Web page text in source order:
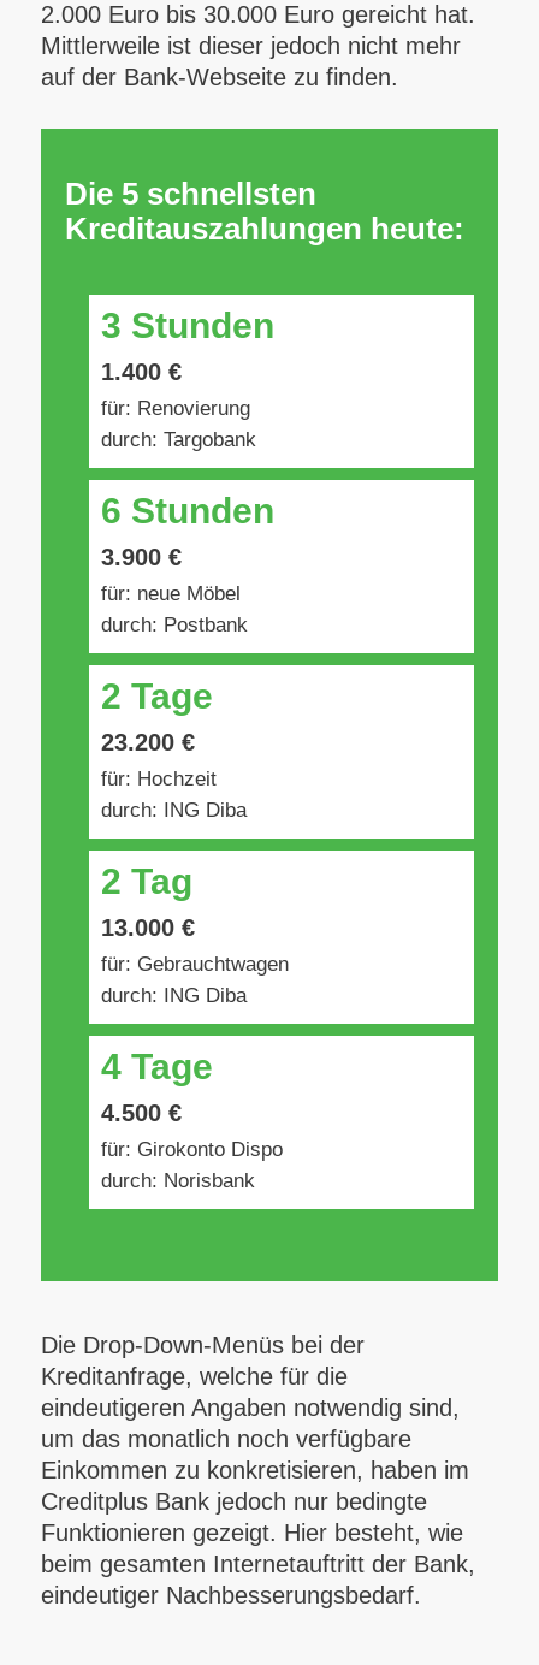
2.000 Euro bis 30.000 Euro gereicht hat.
Mittlerweile ist dieser jedoch nicht mehr
auf der Bank-Webseite zu finden.
Die 5 schnellsten
Kreditauszahlungen heute:
3 Stunden
1.400 €
für: Renovierung
durch: Targobank
6 Stunden
3.900 €
für: neue Möbel
durch: Postbank
2 Tage
23.200 €
für: Hochzeit
durch: ING Diba
2 Tag
13.000 €
für: Gebrauchtwagen
durch: ING Diba
4 Tage
4.500 €
für: Girokonto Dispo
durch: Norisbank
Die Drop-Down-Menüs bei der
Kreditanfrage, welche für die
eindeutigeren Angaben notwendig sind,
um das monatlich noch verfügbare
Einkommen zu konkretisieren, haben im
Creditplus Bank jedoch nur bedingte
Funktionieren gezeigt. Hier besteht, wie
beim gesamten Internetauftritt der Bank,
eindeutiger Nachbesserungsbedarf.